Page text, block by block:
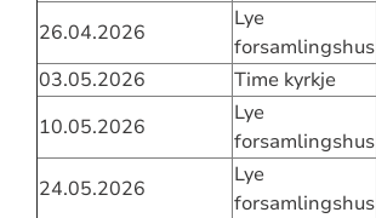
26.04.2026
Lye
forsamlingshus
03.05.2026
Time kyrkje
10.05.2026
Lye
forsamlingshus
24.05.2026
Lye
forsamlingshus